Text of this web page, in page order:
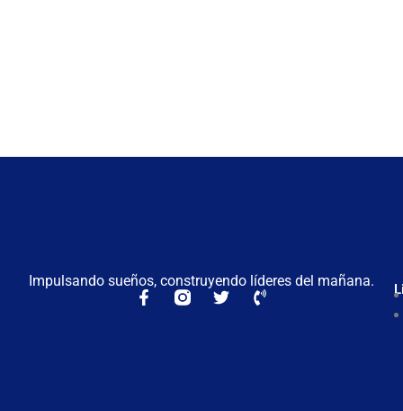
Impulsando sueños, construyendo líderes del mañana.